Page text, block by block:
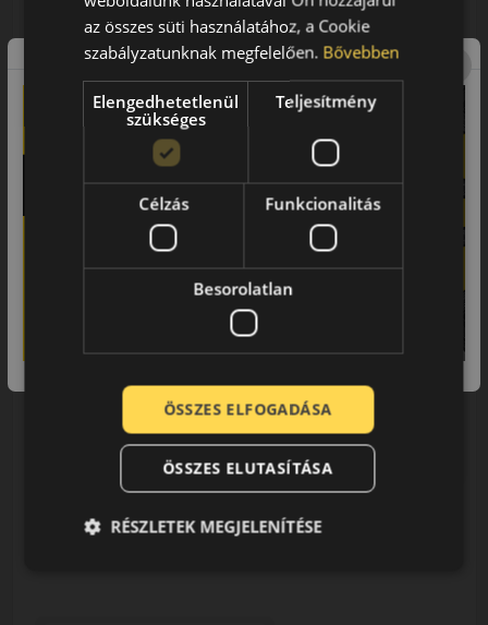
LENDÜLET
Kuponkód másolása
KOSÁRBA
0 értékelés
NYÁRI GUMI
EPREL cimke adatok:
AKÁR 8.000 FT
SZERELÉSI
KEDVEZMÉNY!
Használja a LENDÜLET
kuponkódot!
az összes süti használatához, a Cookie
szabályzatunknak megfelelően. Bővebben
Elengedhetetlenül
szükséges
Teljesítmény
Célzás Funkcionalitás
Besorolatlan
ÖSSZES ELFOGADÁSA
ÖSSZES ELUTASÍTÁSA
RÉSZLETEK MEGJELENÍTÉSE